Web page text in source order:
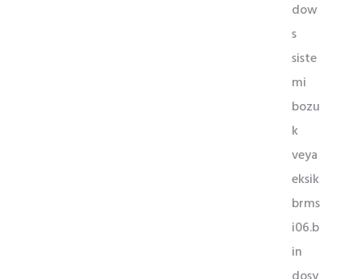
dow
s
siste
mi
bozu
k
veya
eksik
brms
i06.b
in